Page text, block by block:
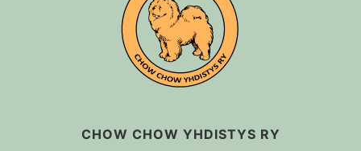
CHOW CHOW YHDISTYS RY